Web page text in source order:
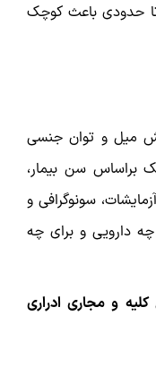
حدودی باعث کوچک
میل و توان جنسی
براساس سن بیمار،
سونوگرافی و
دارویی و برای چه
و مجاری ادراری